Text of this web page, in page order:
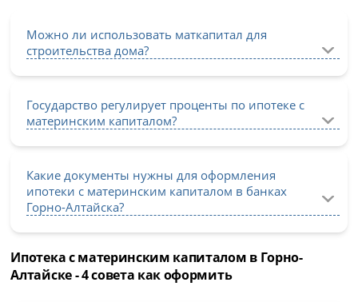
Можно ли использовать маткапитал для
строительства дома?
Государство регулирует проценты по ипотеке с
материнским капиталом?
Какие документы нужны для оформления
ипотеки с материнским капиталом в банках
Горно-Алтайска?
Ипотека с материнским капиталом в Горно-
Алтайске - 4 совета как оформить